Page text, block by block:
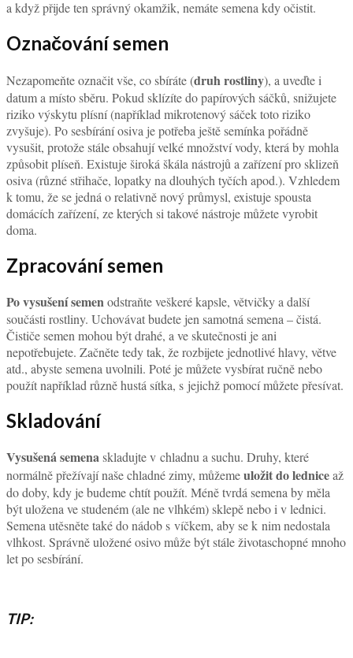
a když přijde ten správný okamžik, nemáte semena kdy očistit.
Označování semen
Nezapomeňte označit vše, co sbíráte (druh rostliny), a uveďte i
datum a místo sběru. Pokud sklízíte do papírových sáčků, snižujete
riziko výskytu plísní (například mikrotenový sáček toto riziko
zvyšuje). Po sesbírání osiva je potřeba ještě semínka pořádně
vysušit, protože stále obsahují velké množství vody, která by mohla
způsobit plíseň. Existuje široká škála nástrojů a zařízení pro sklizeň
osiva (různé střihače, lopatky na dlouhých tyčích apod.). Vzhledem
k tomu, že se jedná o relativně nový průmysl, existuje spousta
domácích zařízení, ze kterých si takové nástroje můžete vyrobit
doma.
Zpracování semen
Po vysušení semenodstraňte veškeré kapsle, větvičky a další
součásti rostliny. Uchovávat budete jen samotná semena – čistá.
Čističe semen mohou být drahé, a ve skutečnosti je ani
nepotřebujete. Začněte tedy tak, že rozbijete jednotlivé hlavy, větve
atd., abyste semena uvolnili. Poté je můžete vysbírat ručně nebo
použít například různě hustá sítka, s jejichž pomocí můžete přesívat.
Skladování
Vysušená semenaskladujte v chladnu a suchu. Druhy, které
normálně přežívají naše chladné zimy, můžemeuložit do ledniceaž
do doby, kdy je budeme chtít použít. Méně tvrdá semena by měla
být uložena ve studeném (ale ne vlhkém) sklepě nebo i v lednici.
Semena utěsněte také do nádob s víčkem, aby se k nim nedostala
vlhkost. Správně uložené osivo může být stále životaschopné mnoho
let po sesbírání.
TIP: